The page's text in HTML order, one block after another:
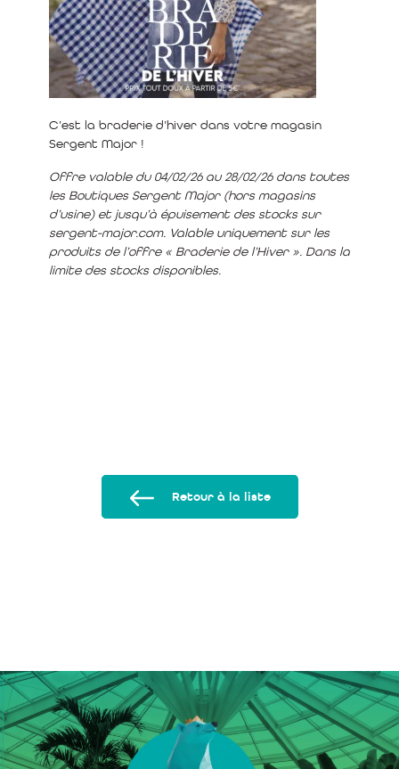
C’est la braderie d’hiver dans votre magasin
Sergent Major !
Offre valable du 04/02/26 au 28/02/26 dans toutes
les Boutiques Sergent Major (hors magasins
d’usine) et jusqu’à épuisement des stocks sur
sergent-major.com. Valable uniquement sur les
produits de l’offre « Braderie de l’Hiver ». Dans la
limite des stocks disponibles.
Retour à la liste